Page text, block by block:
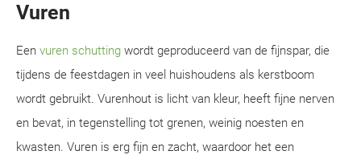
Vuren
Een vuren schutting wordt geproduceerd van de fijnspar, die
tijdens de feestdagen in veel huishoudens als kerstboom
wordt gebruikt. Vurenhout is licht van kleur, heeft fijne nerven
en bevat, in tegenstelling tot grenen, weinig noesten en
kwasten. Vuren is erg fijn en zacht, waardoor het een